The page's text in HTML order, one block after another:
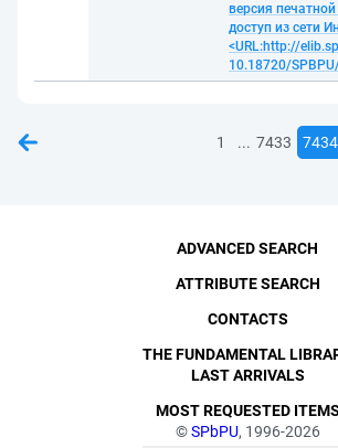
версия
доступ из сети
<URL:http://
10.18720/
1 ... 7433 7434
©SPbPU, 1996-2026
ADVANCED SEARCH
ATTRIBUTE SEARCH
CONTACTS
THE FUNDAMENTAL
LAST ARRIVALS
MOST REQUESTED ITEMS